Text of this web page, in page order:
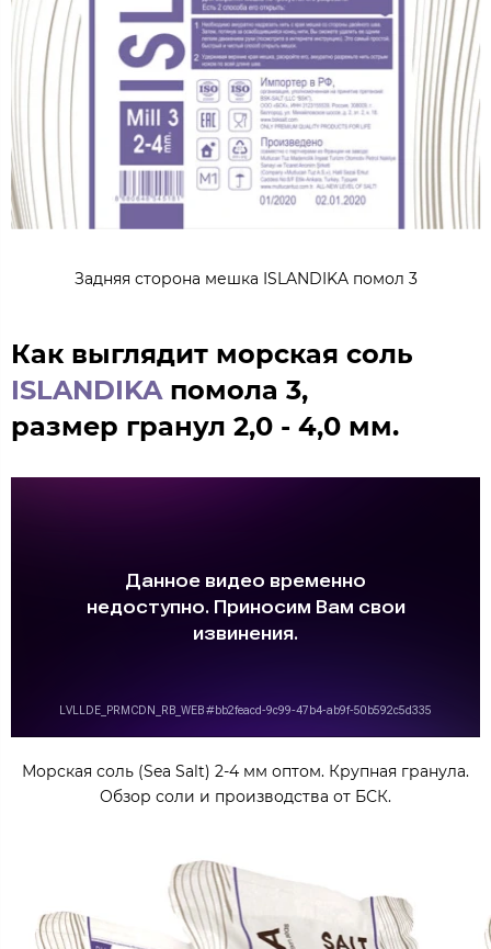
Задняя сторона мешка ISLANDIKA помол 3
Как выглядит морская соль
ISLANDIKA помола 3,
размер гранул 2,0 - 4,0 мм.
Морская соль (Sea Salt) 2-4 мм оптом. Крупная гранула.
Обзор соли и производства от БСК.